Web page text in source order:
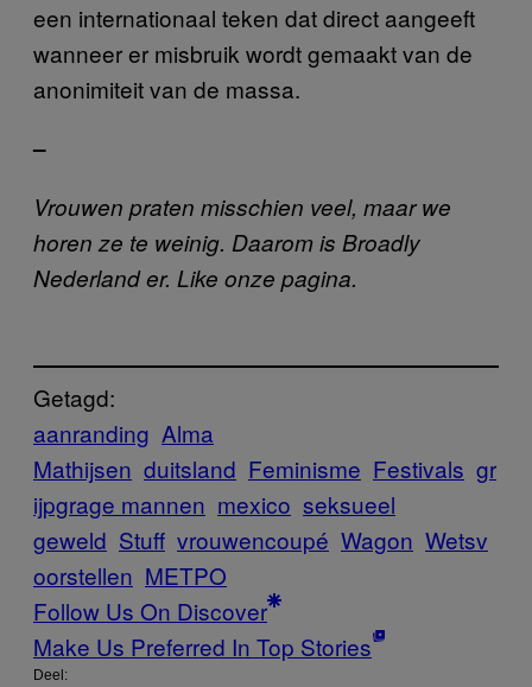
een internationaal teken dat direct aangeeft
wanneer er misbruik wordt gemaakt van de
anonimiteit van de massa.
–
Vrouwen praten misschien veel, maar we
horen ze te weinig. Daarom is Broadly
Nederland er. Like onze pagina.
Getagd:
aanranding Alma
Mathijsen duitsland Feminisme Festivals gr
ijpgrage mannen mexico seksueel
geweld Stuff vrouwencoupé Wagon Wetsv
oorstellen ΜΕΤΡΟ
Follow Us On Discover
Make Us Preferred In Top Stories
Deel: